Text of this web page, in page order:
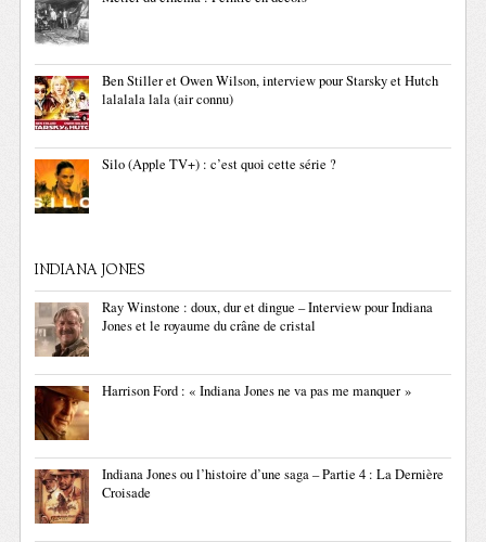
Ben Stiller et Owen Wilson, interview pour Starsky et Hutch
lalalala lala (air connu)
Silo (Apple TV+) : c’est quoi cette série ?
INDIANA JONES
Ray Winstone : doux, dur et dingue – Interview pour Indiana
Jones et le royaume du crâne de cristal
Harrison Ford : « Indiana Jones ne va pas me manquer »
Indiana Jones ou l’histoire d’une saga – Partie 4 : La Dernière
Croisade